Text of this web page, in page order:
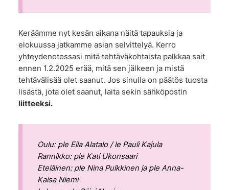
Keräämme nyt kesän aikana näitä tapauksia ja
elokuussa jatkamme asian selvittelyä. Kerro
yhteydenotossasi mitä tehtäväkohtaista palkkaa sait
ennen 1.2.2025 erää, mitä sen jälkeen ja mistä
tehtävälisää olet saanut. Jos sinulla on päätös tuosta
lisästä, jota olet saanut, laita sekin sähköpostin
liitteeksi.
Oulu: ple Eila Alatalo / le Pauli Kajula
Rannikko: ple Kati Ukonsaari
Eteläinen: ple Nina Pulkkinen ja ple Anna-
Kaisa Niemi